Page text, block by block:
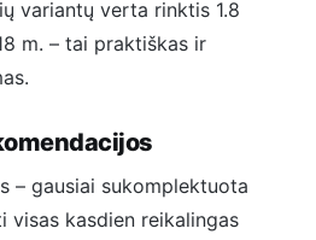
variantų verta rinktis 1.8
m. – tai praktiškas ir
– gausiai sukomplektuota
visas kasdien reikalingas